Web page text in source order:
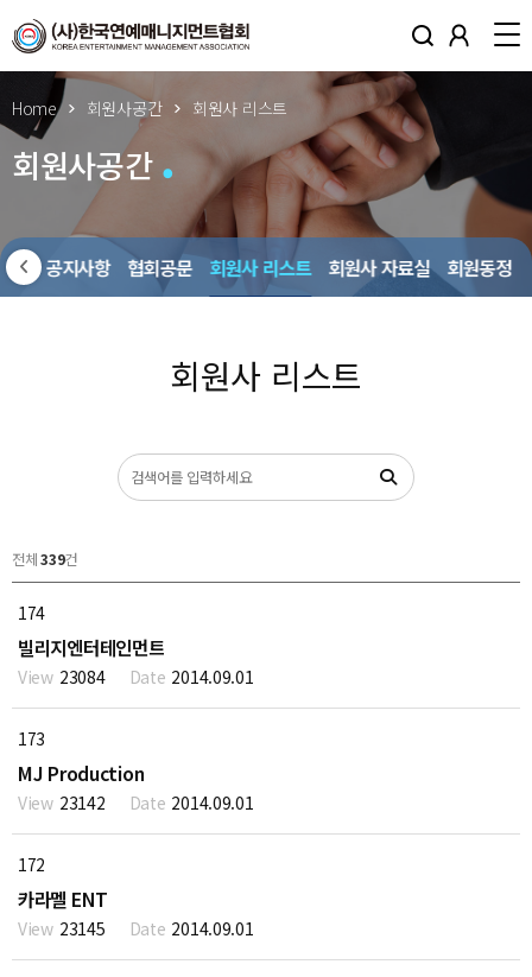
Home 회원사공간 회원사 리스트
회원사공간
원사 공지사항 협회공문 회원사 리스트 회원사 자료실 회원동정
회원사 리스트
전체339건
174
빌리지엔터테인먼트
23084 2014.09.01
173
MJ Production
23142 2014.09.01
172
카라멜 ENT
23145 2014.09.01